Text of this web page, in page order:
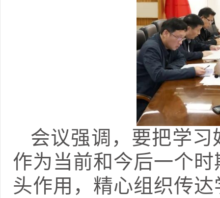
会议强调，要把学
作为当前和今后一个
头作用，精心组织传